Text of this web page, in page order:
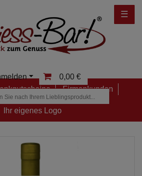
0,00 €
Firmenkunden
Ihr eigenes Logo
☰